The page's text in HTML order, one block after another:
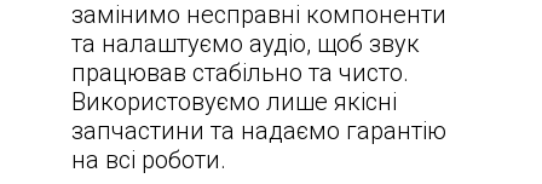
замінимо несправні компоненти
та налаштуємо аудіо, щоб звук
працював стабільно та чисто.
Використовуємо лише якісні
запчастини та надаємо гарантію
на всі роботи.